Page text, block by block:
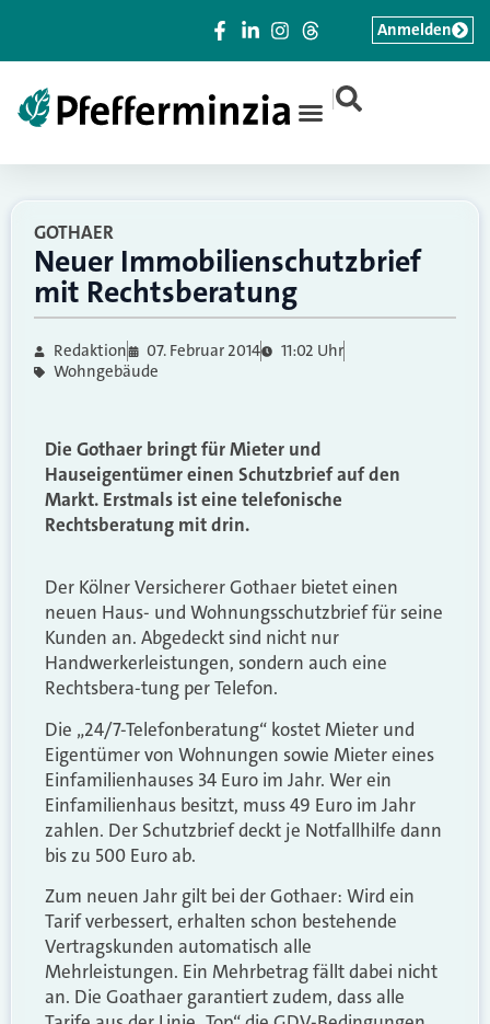
|
Anmelden
GOTHAER
Neuer Immobilienschutzbrief
mit Rechtsberatung
Redaktion 07. Februar 2014
11:02 Uhr
Wohngebäude
Die Gothaer bringt für Mieter und
Hauseigentümer einen Schutzbrief auf den
Markt. Erstmals ist eine telefonische
Rechtsberatung mit drin.
Der Kölner Versicherer Gothaer bietet einen
neuen Haus- und Wohnungsschutzbrief für seine
Kunden an. Abgedeckt sind nicht nur
Handwerkerleistungen, sondern auch eine
Rechtsbera-tung per Telefon.
Die „24/7-Telefonberatung“ kostet Mieter und
Eigentümer von Wohnungen sowie Mieter eines
Einfamilienhauses 34 Euro im Jahr. Wer ein
Einfamilienhaus besitzt, muss 49 Euro im Jahr
zahlen. Der Schutzbrief deckt je Notfallhilfe dann
bis zu 500 Euro ab.
Zum neuen Jahr gilt bei der Gothaer: Wird ein
Tarif verbessert, erhalten schon bestehende
Vertragskunden automatisch alle
Mehrleistungen. Ein Mehrbetrag fällt dabei nicht
an. Die Goathaer garantiert zudem, dass alle